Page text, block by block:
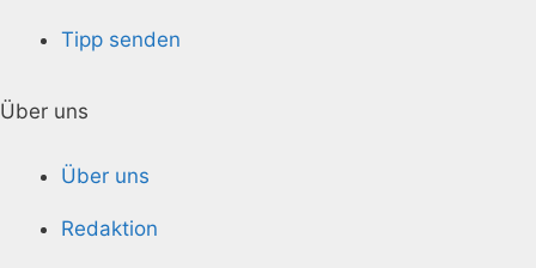
Tipp senden
Über uns
Über uns
Redaktion